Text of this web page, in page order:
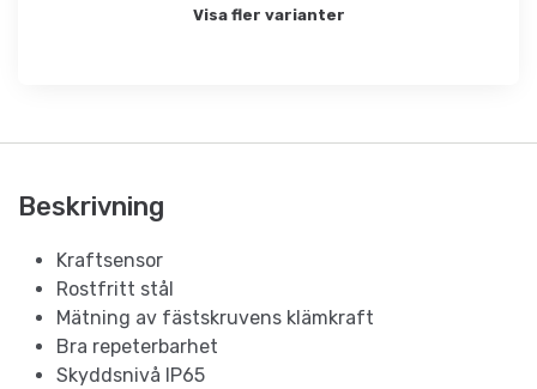
Visa fler varianter
Beskrivning
Kraftsensor
Rostfritt stål
Mätning av fästskruvens klämkraft
Bra repeterbarhet
Skyddsnivå IP65